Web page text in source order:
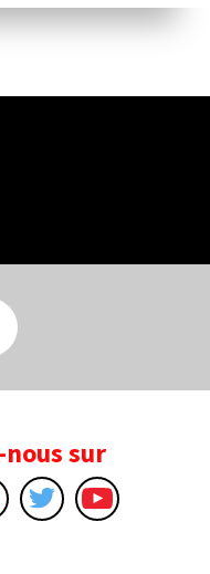
nous sur